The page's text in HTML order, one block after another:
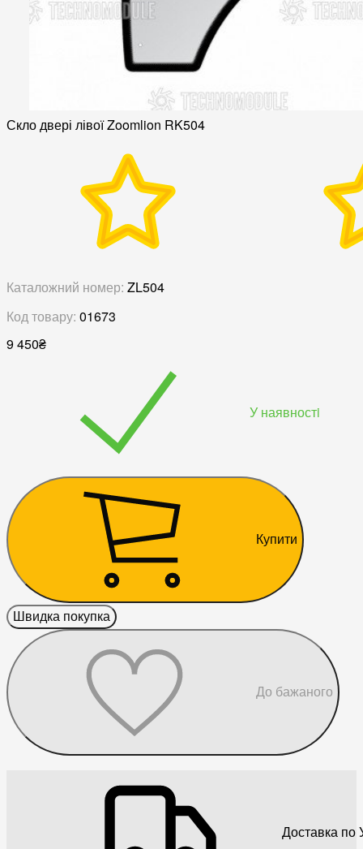
Скло двері лівої Zoomlion RK504
Каталожний номер: ZL504
Код товару: 01673
9 450₴
У наявностi
Купити
Швидка покупка
До бажаного
Доставка по